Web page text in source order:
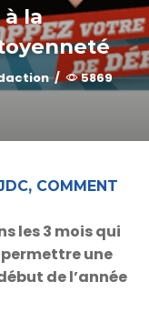
la
/ 5869
COMMENT
les3 mois qui
une
de l’année